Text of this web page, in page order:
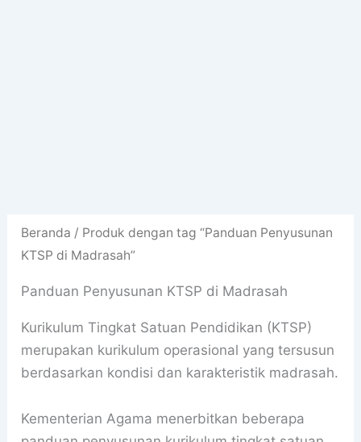
Beranda / Produk dengan tag “Panduan Penyusunan
KTSP di Madrasah”
Panduan Penyusunan KTSP di Madrasah
Kurikulum Tingkat Satuan Pendidikan (KTSP)
merupakan kurikulum operasional yang tersusun
berdasarkan kondisi dan karakteristik madrasah.
Kementerian Agama menerbitkan beberapa